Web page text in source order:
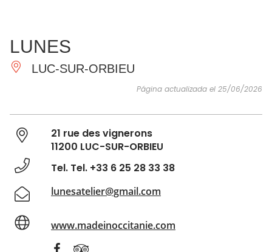
IMPRESCINDIBLES
LUNES
LUC-SUR-ORBIEU
Página actualizada el 25/06/2026
21 rue des vignerons
11200 LUC-SUR-ORBIEU
Tel. Tel. +33 6 25 28 33 38
lunesatelier@gmail.com
www.madeinoccitanie.com